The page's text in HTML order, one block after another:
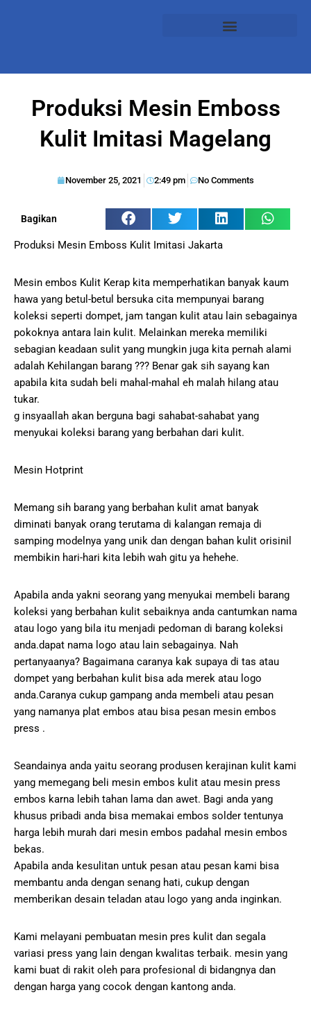
Produksi Mesin Emboss
Kulit Imitasi Magelang
November 25, 2021 2:49 pm No Comments
Bagikan
Produksi Mesin Emboss Kulit Imitasi Jakarta
Mesin embos Kulit Kerap kita memperhatikan banyak kaum
hawa yang betul-betul bersuka cita mempunyai barang
koleksi seperti dompet, jam tangan kulit atau lain sebagainya
pokoknya antara lain kulit. Melainkan mereka memiliki
sebagian keadaan sulit yang mungkin juga kita pernah alami
adalah Kehilangan barang ??? Benar gak sih sayang kan
apabila kita sudah beli mahal-mahal eh malah hilang atau
tukar.
g insyaallah akan berguna bagi sahabat-sahabat yang
menyukai koleksi barang yang berbahan dari kulit.
Mesin Hotprint
Memang sih barang yang berbahan kulit amat banyak
diminati banyak orang terutama di kalangan remaja di
samping modelnya yang unik dan dengan bahan kulit orisinil
membikin hari-hari kita lebih wah gitu ya hehehe.
Apabila anda yakni seorang yang menyukai membeli barang
koleksi yang berbahan kulit sebaiknya anda cantumkan nama
atau logo yang bila itu menjadi pedoman di barang koleksi
anda.dapat nama logo atau lain sebagainya. Nah
pertanyaanya? Bagaimana caranya kak supaya di tas atau
dompet yang berbahan kulit bisa ada merek atau logo
anda.Caranya cukup gampang anda membeli atau pesan
yang namanya plat embos atau bisa pesan mesin embos
press .
Seandainya anda yaitu seorang produsen kerajinan kulit kami
yang memegang beli mesin embos kulit atau mesin press
embos karna lebih tahan lama dan awet. Bagi anda yang
khusus pribadi anda bisa memakai embos solder tentunya
harga lebih murah dari mesin embos padahal mesin embos
bekas.
Apabila anda kesulitan untuk pesan atau pesan kami bisa
membantu anda dengan senang hati, cukup dengan
memberikan desain teladan atau logo yang anda inginkan.
Kami melayani pembuatan mesin pres kulit dan segala
variasi press yang lain dengan kwalitas terbaik. mesin yang
kami buat di rakit oleh para profesional di bidangnya dan
dengan harga yang cocok dengan kantong anda.